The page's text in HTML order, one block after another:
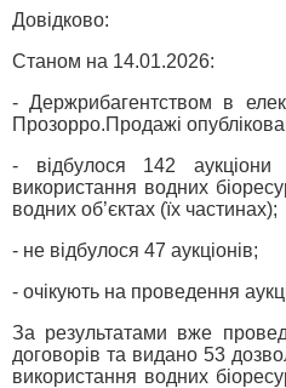
Довідково:
Станом на 14.01.2026:
- Держрибагентством в
Прозорро.Продажі
- відбулося 142 аукціони
використання водних
водних об’єктах (їх частинах);
- не відбулося 47 аукціонів;
- очікують на проведення
За результатами вже
договорів та видано 53
використання водних